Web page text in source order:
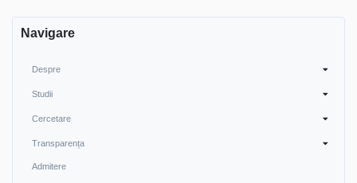
Navigare
Despre
Studii
Cercetare
Transparența
Admitere